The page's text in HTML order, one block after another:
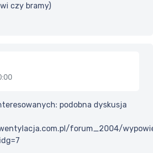
czy bramy)
podobna dyskusja
forum_2004/